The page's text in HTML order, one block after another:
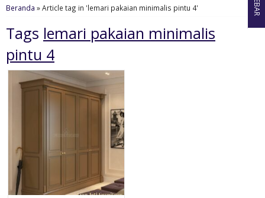
Beranda »Article tag in 'lemari pakaian minimalis pintu 4'
Tags lemari pakaian minimalis
pintu 4